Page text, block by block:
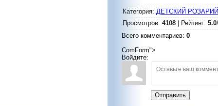
Категория: ДЕТСКИЙ РОЗАРИЙ
Просмотров: 4108 Рейтинг: 5.0/
Всего комментариев: 0
ComForm">
Войдите:
Отправить